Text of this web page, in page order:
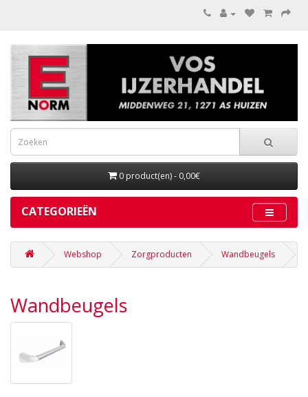
0 product(en) - 0,00€
CATEGORIEËN
Webshop Zorgproducten Wandbeugels
Wandbeugels